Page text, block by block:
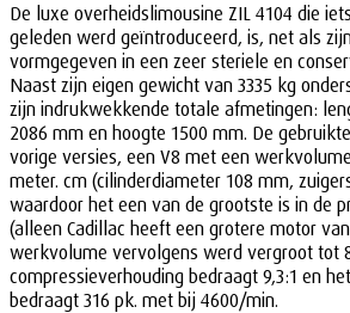
De luxe overheidslimousine ZIL 4104 die
geleden werd geïntroduceerd, is, net als
vormgegeven in een zeer steriele en
Naast zijn eigen gewicht van 3335 kg
zijn indrukwekkende totale afmetingen:
2086 mm en hoogte 1500 mm. De
vorige versies, een V8 met een
meter. cm (cilinderdiameter 108 mm,
waardoor het een van de grootste is in de
(alleen Cadillac heeft een grotere motor
werkvolume vervolgens werd vergroot tot
compressieverhouding bedraagt 9,3:1 en
bedraagt 316 pk. met bij 4600/min.